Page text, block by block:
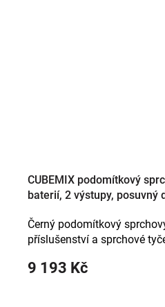
CUBEMIX podomítkový
baterií, 2 výstupy, posuvný
9 193 Kč
Černý podomítkový
příslušenství a sprchové